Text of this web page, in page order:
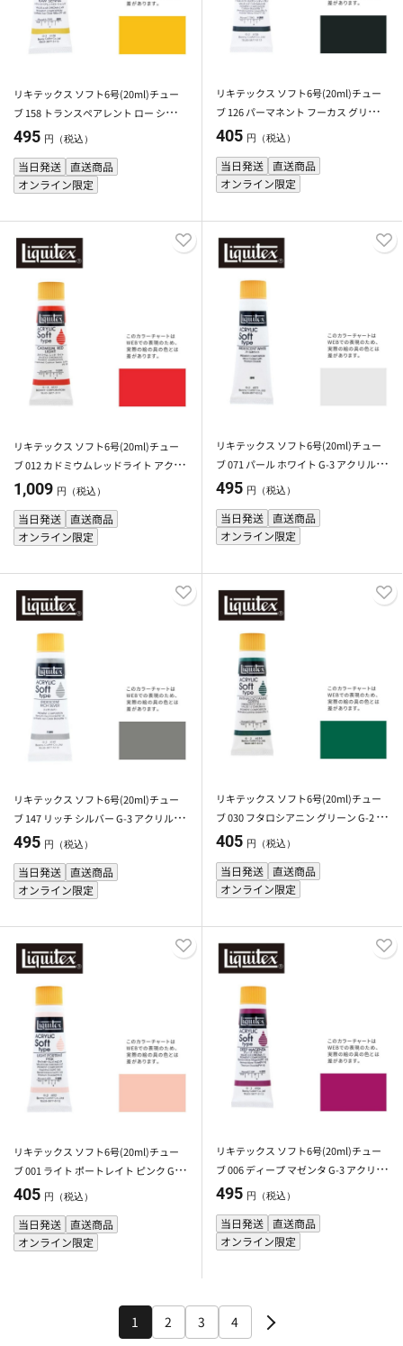
リキテックス ソフト6号(20ml)チュー
ブ 158 トランスペアレント ロー シェン
ナ G-3 アクリル絵具 Liquitex
495 円（税込）
当日発送 直送商品
オンライン限定
リキテックス ソフト6号(20ml)チュー
ブ 126 パーマネント フーカス グリーン
ディープ ヒュー G-2 アクリル絵具 Liqu
405 円（税込）
当日発送
直送商品
オンライン限定
リキテックス ソフト6号(20ml)チュー
ブ 012 カドミウムレッドライト アクリ
ル絵具 Liquitex
1,009 円（税込）
当日発送 直送商品
オンライン限定
リキテックス ソフト6号(20ml)チュー
ブ 071 パール ホワイト G-3 アクリル絵
具 Liquitex
495 円（税込）
当日発送
直送商品
オンライン限定
リキテックス ソフト6号(20ml)チュー
ブ 147 リッチ シルバー G-3 アクリル絵
具 Liquitex
495 円（税込）
当日発送 直送商品
オンライン限定
リキテックス ソフト6号(20ml)チュー
ブ 030 フタロシアニン グリーン G-2 ア
クリル絵具 Liquitex
405 円（税込）
当日発送
直送商品
オンライン限定
リキテックス ソフト6号(20ml)チュー
ブ 001 ライト ポートレイト ピンク G-2
アクリル絵具 Liquitex
405 円（税込）
当日発送 直送商品
オンライン限定
リキテックス ソフト6号(20ml)チュー
ブ 006 ディープ マゼンタ G-3 アクリル
絵具 Liquitex
495 円（税込）
当日発送
直送商品
オンライン限定
1 2 3 4